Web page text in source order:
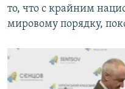
то, что с крайним
мировому порядку,